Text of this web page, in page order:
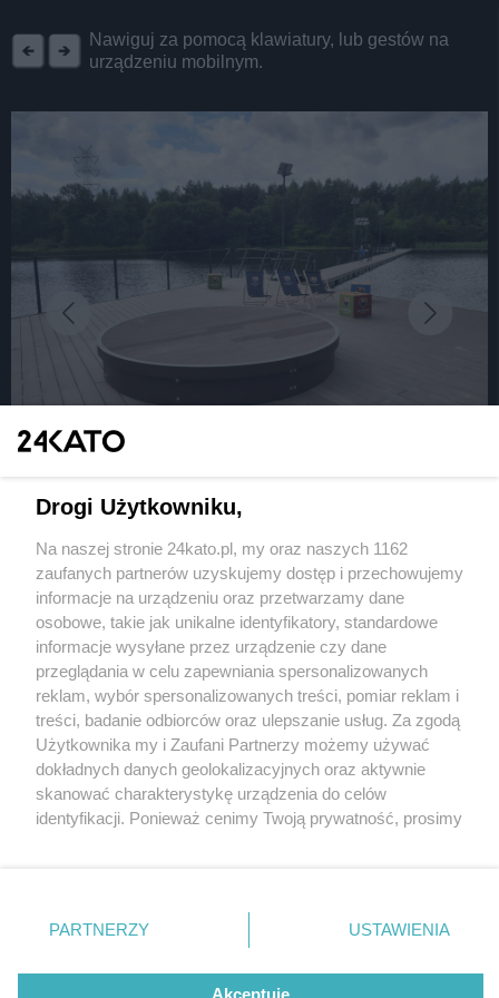
Nawiguj za pomocą klawiatury, lub gestów na
urządzeniu mobilnym.
Starganiec oficjalnie otwarty. Staw z pomostami,
plażowej i parking
5 / 28
Starganiec po rewitalizacji 10
Wydawca mediów lokalnych
Nie zapomnij
zapoznać się z:
polityką prywatności regulamin korzystania z portali
Twojemiasto
Piekary Śląskie
Chorzów
Tarnowskie Góry
Gliwice
Skontakuj sięz nami
Kontakt
Wydawca
Redakcja
Drogi Użytkowniku,
Na naszej stronie 24kato.pl, my oraz naszych 1162
zaufanych partnerów uzyskujemy dostęp i przechowujemy
informacje na urządzeniu oraz przetwarzamy dane
osobowe, takie jak unikalne identyfikatory, standardowe
informacje wysyłane przez urządzenie czy dane
przeglądania w celu zapewniania spersonalizowanych
reklam, wybór spersonalizowanych treści, pomiar reklam i
treści, badanie odbiorców oraz ulepszanie usług. Za zgodą
Użytkownika my i Zaufani Partnerzy możemy używać
dokładnych danych geolokalizacyjnych oraz aktywnie
skanować charakterystykę urządzenia do celów
identyfikacji. Ponieważ cenimy Twoją prywatność, prosimy
prywatności znajdujący się w lewym dolnym rogu strony
. Niektóre rodzaje przetwarzania danych nie wymagają
zgody użytkownika, ale masz prawo sprzeciwić się
takiemu przetwarzaniu. Preferencje będą miały
PARTNERZY USTAWIENIA
Akceptuję